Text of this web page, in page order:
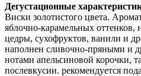
Дегустационные
Виски золотистого цвета.
яблочно-карамельных оттенков,
цедры, сухофруктов, ванили и
наполнен сливочно-пряными и
нотами апельсиновой корочки,
послевкусии. рекомендуется